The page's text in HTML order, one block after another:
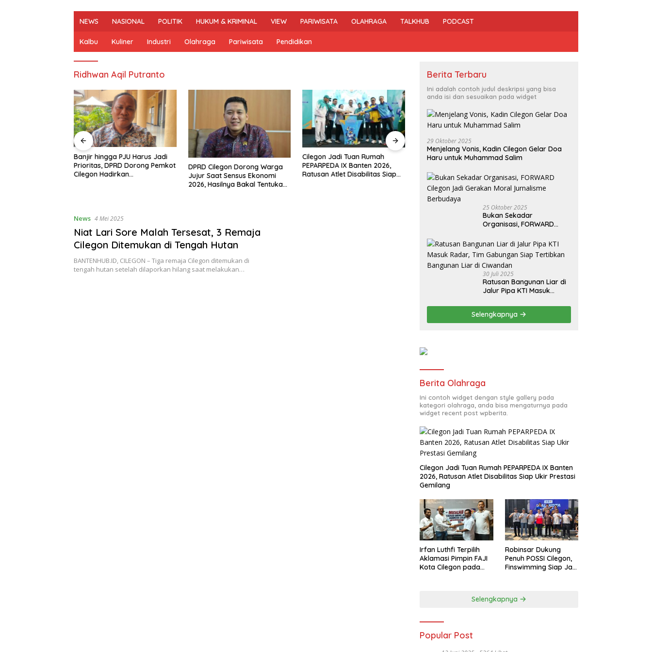
NEWS NASIONAL POLITIK HUKUM & KRIMINAL VIEW PARIWISATA OLAHRAGA TALKHUB PODCAST
Kalbu Kuliner Industri Olahraga Pariwisata Pendidikan
Ridhwan Aqil Putranto
Banjir hingga PJU Harus Jadi
Prioritas, DPRD Dorong Pemkot
Cilegon Hadirkan
DPRD Cilegon Dorong Warga
Jujur Saat Sensus Ekonomi
2026, Hasilnya Bakal Tentukan
Cilegon Jadi Tuan Rumah
PEPARPEDA IX Banten 2026,
Ratusan Atlet Disabilitas Siap
DPRD dan HMI Bersinergi Kawal
Hiburan Bermasalah Jadi
Sorotan
Muscab I 2026
News 4 Mei 2025
Niat Lari Sore Malah Tersesat, 3 Remaja
Cilegon Ditemukan di Tengah Hutan
BANTENHUB.ID, CILEGON – Tiga remaja Cilegon ditemukan di
tengah hutan setelah dilaporkan hilang saat melakukan…
Berita Terbaru
Ini adalah contoh judul deskripsi yang bisa
anda isi dan sesuaikan pada widget
29 Oktober 2025
Menjelang Vonis, Kadin Cilegon Gelar Doa
Haru untuk Muhammad Salim
25 Oktober 2025
Bukan Sekadar
Organisasi, FORWARD
Moral Jurnalisme
Berbudaya
30 Juli 2025
Ratusan Bangunan Liar di
Jalur Pipa KTI Masuk
Tertibkan Bangunan Liar di
Ciwandan
Selengkapnya
Berita Olahraga
Ini contoh widget dengan style gallery pada
kategori olahraga, anda bisa mengaturnya pada
widget recent post wpberita.
Cilegon Jadi Tuan Rumah PEPARPEDA IX Banten
2026, Ratusan Atlet Disabilitas Siap Ukir Prestasi
Gemilang
Irfan Luthfi Terpilih
Aklamasi Pimpin FAJI
Kota Cilegon pada
Robinsar Dukung
Penuh POSSI Cilegon,
Finswimming Siap Jadi
Selengkapnya
Popular Post